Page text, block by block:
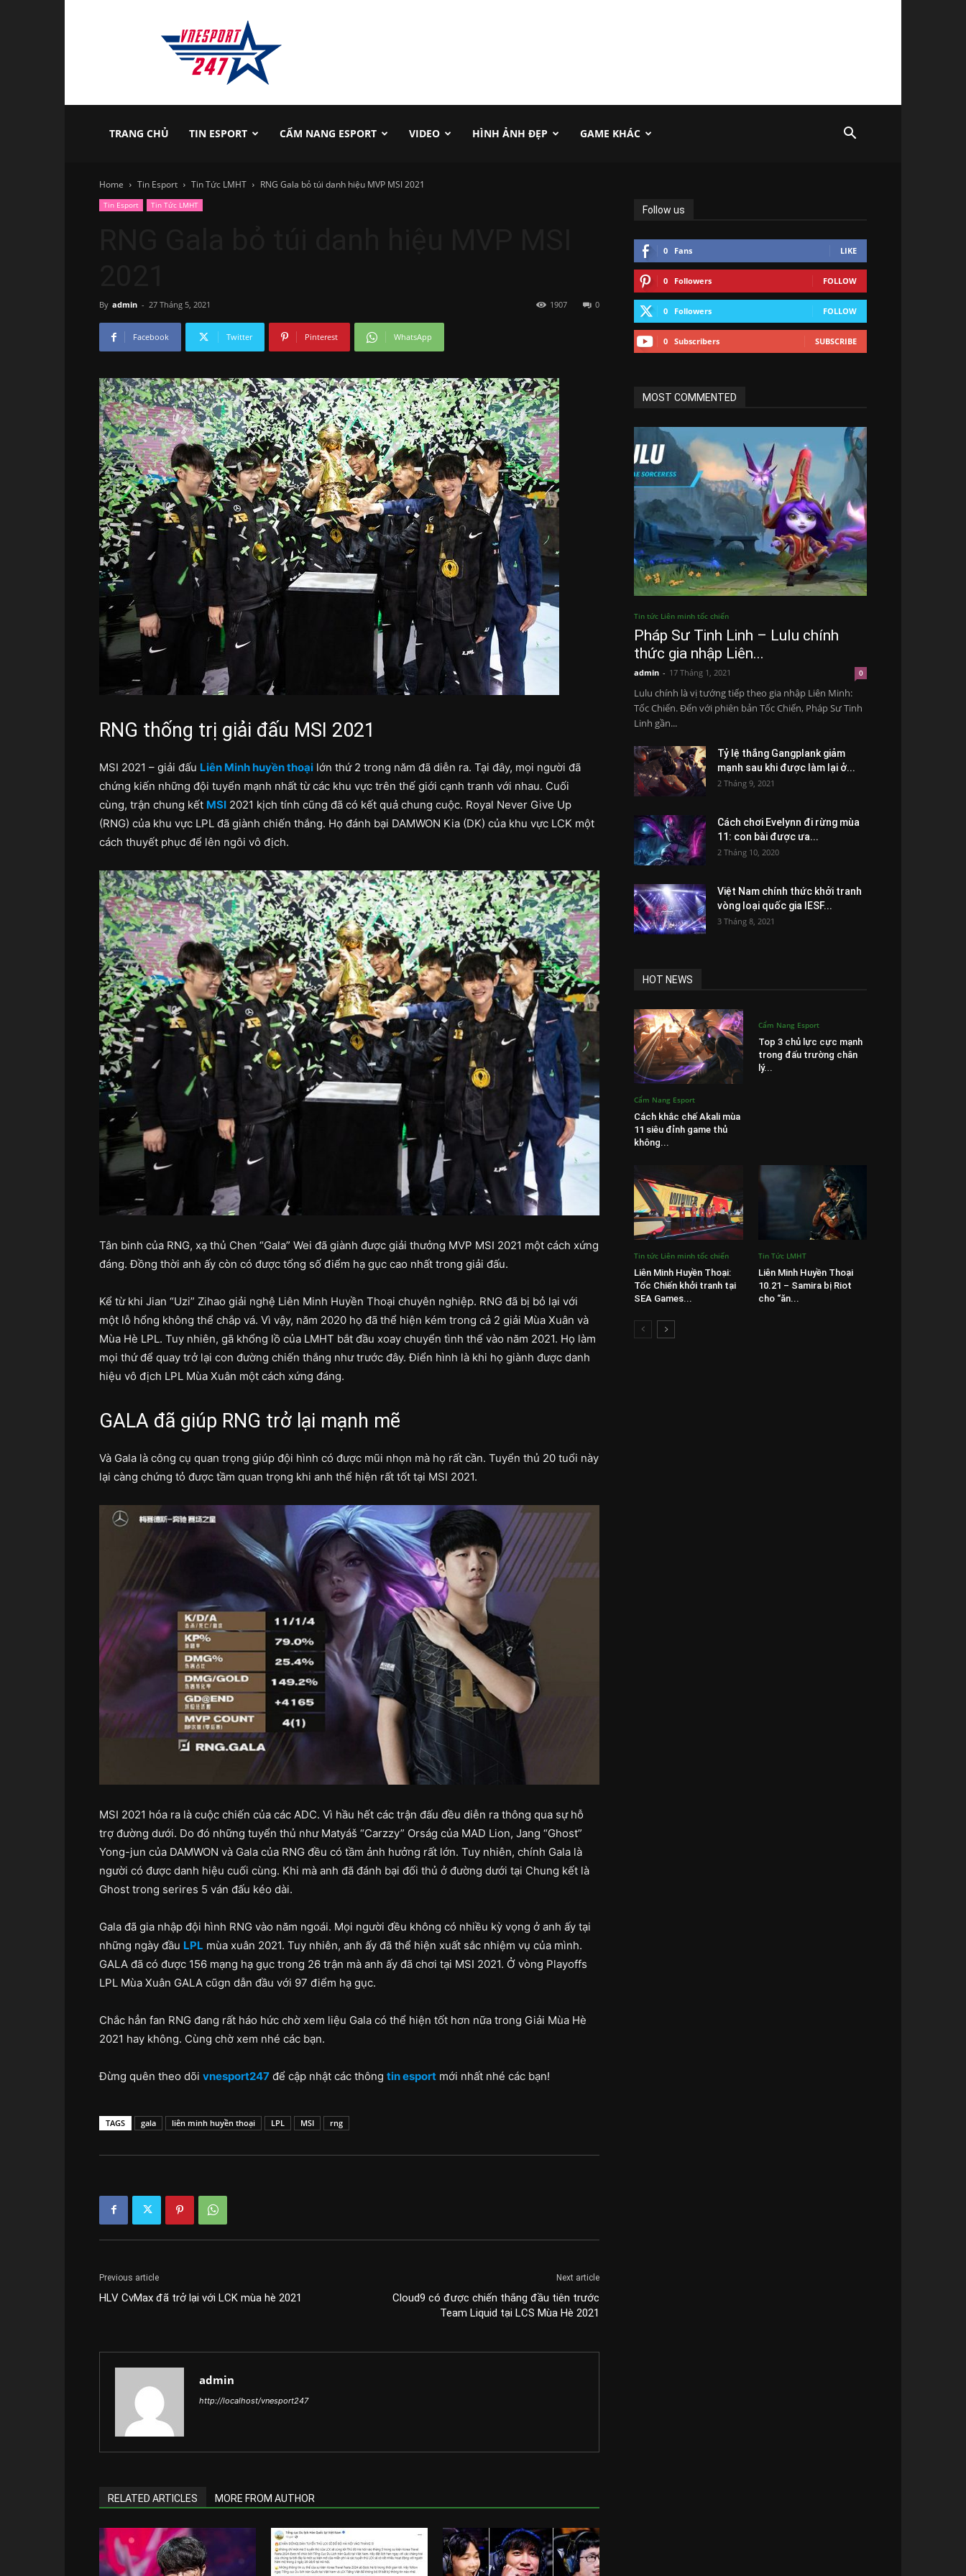
vnesport247
TRANG CHỦ TIN ESPORT CẨM NANG ESPORT VIDEO HÌNH ẢNH ĐẸP GAME KHÁC
Home Tin Esport Tin Tức LMHT RNG Gala bỏ túi danh hiệu MVP MSI 2021
Tin Esport Tin Tức LMHT
By admin - 27 Tháng 5, 2021 0
1907
Facebook Twitter Pinterest WhatsApp
RNG thống trị giải đấu MSI 2021
MSI 2021 – giải đấu Liên Minh huyền thoại lớn thứ 2 trong năm đã diễn ra. Tại đây, mọi người đã
chứng kiến những đội tuyển mạnh nhất từ các khu vực trên thế giới cạnh tranh với nhau. Cuối
cùng, trận chung kết MSI 2021 kịch tính cũng đã có kết quả chung cuộc. Royal Never Give Up
(RNG) của khu vực LPL đã giành chiến thắng. Họ đánh bại DAMWON Kia (DK) của khu vực LCK một
cách thuyết phục để lên ngôi vô địch.
Tân binh của RNG, xạ thủ Chen “Gala” Wei đã giành được giải thưởng MVP MSI 2021 một cách xứng
đáng. Đồng thời anh ấy còn có được tổng số điểm hạ gục cao nhất trong giải đấu.
Kể từ khi Jian “Uzi” Zihao giải nghệ Liên Minh Huyền Thoại chuyên nghiệp. RNG đã bị bỏ lại với
một lỗ hổng không thể chắp vá. Vì vậy, năm 2020 họ đã thể hiện kém trong cả 2 giải Mùa Xuân và
Mùa Hè LPL. Tuy nhiên, gã khổng lồ của LMHT bắt đầu xoay chuyển tình thế vào năm 2021. Họ làm
mọi thứ để quay trở lại con đường chiến thắng như trước đây. Điển hình là khi họ giành được danh
hiệu vô địch LPL Mùa Xuân một cách xứng đáng.
GALA đã giúp RNG trở lại mạnh mẽ
Và Gala là công cụ quan trọng giúp đội hình có được mũi nhọn mà họ rất cần. Tuyển thủ 20 tuổi này
lại càng chứng tỏ được tầm quan trọng khi anh thể hiện rất tốt tại MSI 2021.
MSI 2021 hóa ra là cuộc chiến của các ADC. Vì hầu hết các trận đấu đều diễn ra thông qua sự hỗ
trợ đường dưới. Do đó những tuyển thủ như Matyáš “Carzzy” Orság của MAD Lion, Jang “Ghost”
Yong-jun của DAMWON và Gala của RNG đều có tầm ảnh hưởng rất lớn. Tuy nhiên, chính Gala là
người có được danh hiệu cuối cùng. Khi mà anh đã đánh bại đối thủ ở đường dưới tại Chung kết là
Ghost trong serires 5 ván đấu kéo dài.
Gala đã gia nhập đội hình RNG vào năm ngoái. Mọi người đều không có nhiều kỳ vọng ở anh ấy tại
những ngày đầu LPL mùa xuân 2021. Tuy nhiên, anh ấy đã thể hiện xuất sắc nhiệm vụ của mình.
GALA đã có được 156 mạng hạ gục trong 26 trận mà anh ấy đã chơi tại MSI 2021. Ở vòng Playoffs
LPL Mùa Xuân GALA cũgn dẫn đầu với 97 điểm hạ gục.
Chắc hẳn fan RNG đang rất háo hức chờ xem liệu Gala có thể hiện tốt hơn nữa trong Giải Mùa Hè
2021 hay không. Cùng chờ xem nhé các bạn.
Đừng quên theo dõi vnesport247 để cập nhật các thông tin esport mới nhất nhé các bạn!
TAGS gala liên minh huyền thoại LPL MSI rng
Previous article
HLV CvMax đã trở lại với LCK mùa hè 2021
Next article
Cloud9 có được chiến thắng đầu tiên trước
Team Liquid tại LCS Mùa Hè 2021
admin
http://localhost/vnesport247
RELATED ARTICLES MORE FROM AUTHOR
Follow us
0 Fans LIKE
0 Followers FOLLOW
0 Followers FOLLOW
0 Subscribers SUBSCRIBE
MOST COMMENTED
Tin tức Liên minh tốc chiến
Pháp Sư Tinh Linh – Lulu chính
thức gia nhập Liên...
admin - 17 Tháng 1, 2021 0
Lulu chính là vị tướng tiếp theo gia nhập Liên Minh:
Tốc Chiến. Đến với phiên bản Tốc Chiến, Pháp Sư Tinh
Linh gần...
Tỷ lệ thắng Gangplank giảm
mạnh sau khi được làm lại ở...
2 Tháng 9, 2021
Cách chơi Evelynn đi rừng mùa
11: con bài được ưa...
2 Tháng 10, 2020
Việt Nam chính thức khởi tranh
vòng loại quốc gia IESF...
3 Tháng 8, 2021
HOT NEWS
Cẩm Nang Esport
Cách khắc chế Akali mùa
11 siêu đỉnh game thủ
không...
Cẩm Nang Esport
Top 3 chủ lực cực mạnh
trong đấu trường chân
lý...
Tin tức Liên minh tốc chiến
Liên Minh Huyền Thoại:
Tốc Chiến khởi tranh tại
SEA Games...
Tin Tức LMHT
Liên Minh Huyền Thoại
10.21 – Samira bị Riot
cho “ăn...